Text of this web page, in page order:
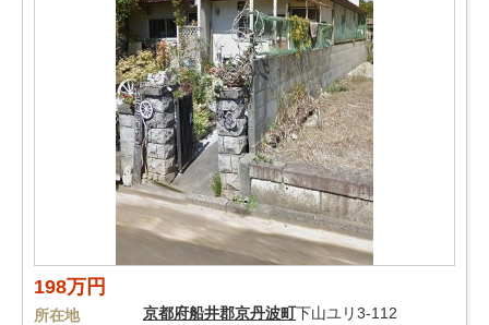
198万円
所在地 京都府船井郡京丹波町下山ユリ3-112